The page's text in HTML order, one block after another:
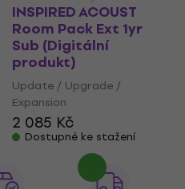
INSPIRED ACOUST
Room Pack Ext 1yr
Sub (Digitální
produkt)
Update / Upgrade /
Expansion
2 085 Kč
Dostupné ke stažení